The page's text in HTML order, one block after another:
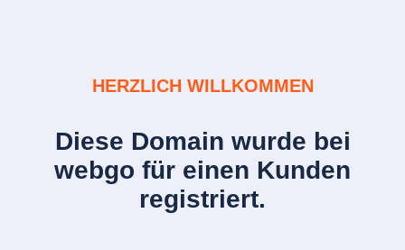
HERZLICH WILLKOMMEN
Diese Domain wurde bei
webgo für einen Kunden
registriert.